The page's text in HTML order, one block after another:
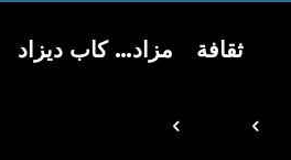
ثقافة مزاد… كاب ديزاد